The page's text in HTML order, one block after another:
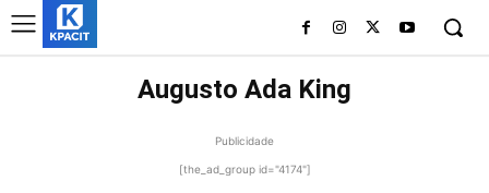
Augusto Ada King
Publicidade
[the_ad_group id="4174"]